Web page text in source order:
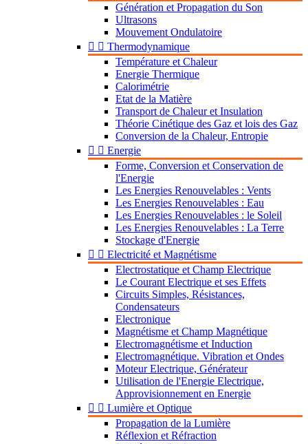
Génération et Propagation du Son
Ultrasons
Mouvement Ondulatoire
  Thermodynamique
Température et Chaleur
Energie Thermique
Calorimétrie
Etat de la Matière
Transport de Chaleur et Insulation
Théorie Cinétique des Gaz et lois des Gaz
Conversion de la Chaleur, Entropie
  Energie
Forme, Conversion et Conservation de
l'Energie
Les Energies Renouvelables : Vents
Les Energies Renouvelables : Eau
Les Energies Renouvelables : le Soleil
Les Energies Renouvelables : La Terre
Stockage d'Energie
  Electricité et Magnétisme
Electrostatique et Champ Electrique
Le Courant Electrique et ses Effets
Circuits Simples, Résistances,
Condensateurs
Electronique
Magnétisme et Champ Magnétique
Electromagnétisme et Induction
Electromagnétique. Vibration et Ondes
Moteur Electrique, Générateur
Utilisation de l'Energie Electrique,
Approvisionnement en Energie
  Lumière et Optique
Propagation de la Lumière
Réflexion et Réfraction